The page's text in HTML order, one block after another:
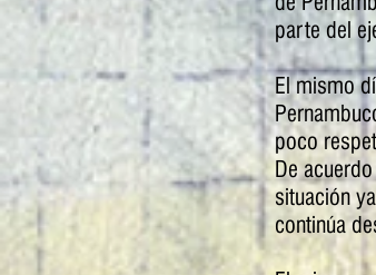
parte del
El mismo
poco
De
situación
continúa